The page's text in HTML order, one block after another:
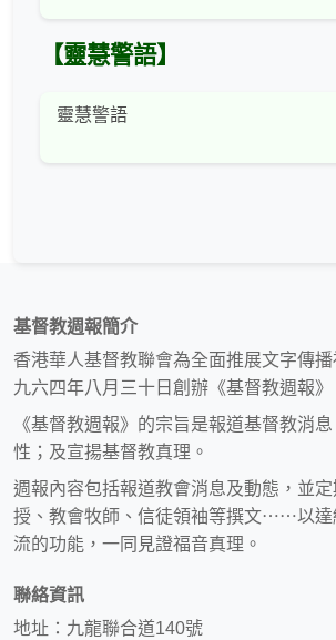
【靈慧警語】
靈慧警語
基督教週報簡介
香港華人基督教聯會為全面推展文字傳
九六四年八月三十日創辦《基督教週報》
《基督教週報》的宗旨是報道基督教消
性；及宣揚基督教真理。
週報內容包括報道教會消息及動態，並
授、教會牧師、信徒領袖等撰文⋯⋯以達
流的功能，一同見證福音真理。
聯絡資訊
地址：九龍聯合道140號